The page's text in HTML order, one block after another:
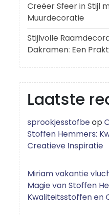
Creëer Sfeer in Stijl
Muurdecoratie
Stijlvolle
Dakramen: Een
Laatste
sprookjesstofbeop
Stoffen Hemmers:
Creatieve Inspiratie
Miriam vakantie
Magie van Stoffen
Kwaliteitsstoffen en